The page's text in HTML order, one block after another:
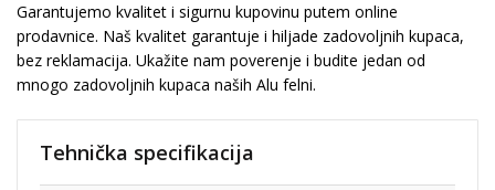
Garantujemo kvalitet i sigurnu kupovinu putem online
prodavnice. Naš kvalitet garantuje i hiljade zadovoljnih kupaca,
bez reklamacija. Ukažite nam poverenje i budite jedan od
mnogo zadovoljnih kupaca naših Alu felni.
Tehnička specifikacija